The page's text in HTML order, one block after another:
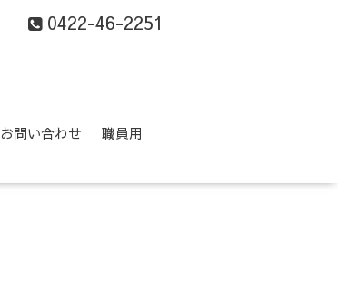
0422-46-2251
お問い合わせ
職員用